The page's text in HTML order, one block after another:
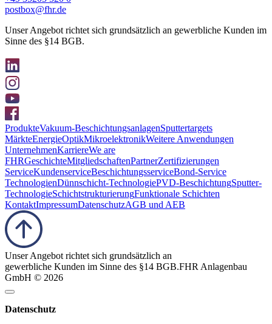
postbox@fhr.de
Unser Angebot richtet sich grundsätzlich an gewerbliche Kunden im
Sinne des §14 BGB.
ProdukteVakuum-BeschichtungsanlagenSputtertargets
MärkteEnergieOptikMikroelektronikWeitere Anwendungen
UnternehmenKarriereWe are
FHRGeschichteMitgliedschaftenPartnerZertifizierungen
ServiceKundenserviceBeschichtungsserviceBond-Service
TechnologienDünnschicht-TechnologiePVD-BeschichtungSputter-
TechnologieSchichtstrukturierungFunktionale Schichten
KontaktImpressumDatenschutzAGB und AEB
Unser Angebot richtet sich grundsätzlich an
gewerbliche Kunden im Sinne des §14 BGB.FHR Anlagenbau
GmbH © 2026
Datenschutz